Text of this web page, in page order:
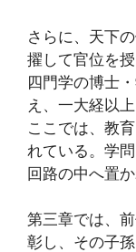
さらに、天下
擢して官位を
四門学の博士
え、一大経以
ここでは、教
れている。学
回路の中へ置
第三章では、
彰し、その子